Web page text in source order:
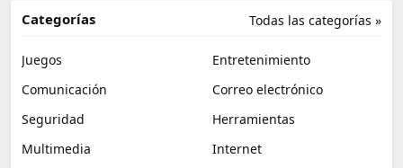
Todas las categorías »
Categorías
Juegos
Entretenimiento
Comunicación
Correo electrónico
Seguridad
Herramientas
Multimedia
Internet